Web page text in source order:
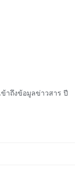
าถึงข้อมูลข่าวสาร ปี